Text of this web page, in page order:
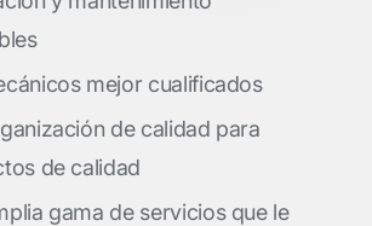
mejor cualificados
de calidad para
de calidad
gama de servicios que le